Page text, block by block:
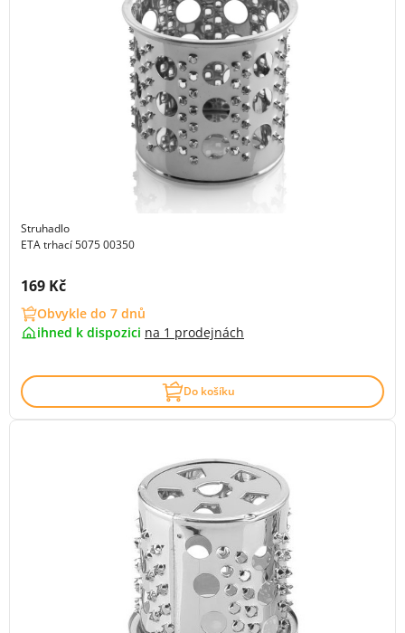
Struhadlo
ETA trhací 5075 00350
Cena s DPH:
169 Kč
Obvykle do 7 dnů
ihned k dispozici na 1 prodejnách
Do košíku